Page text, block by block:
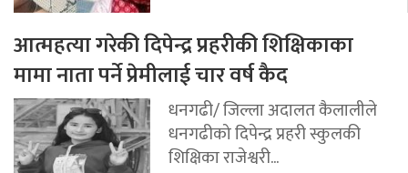
आत्महत्या गरेकी दिपेन्द्र प्रहरीकी शिक्षिकाका
मामा नाता पर्ने प्रेमीलाई चार वर्ष कैद
धनगढी/ जिल्ला अदालत कैलालीले
धनगढीको दिपेन्द्र प्रहरी स्कुलकी
शिक्षिका राजेश्वरी...